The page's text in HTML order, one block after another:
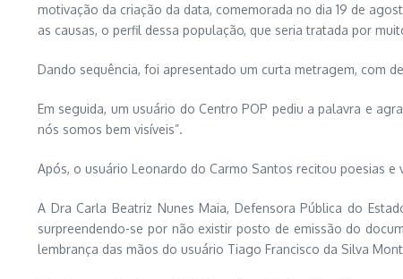
motivação da criação da data, comemorada no dia 19 de
as causas, o perfil dessa população, que seria tratada por
Dando sequência, foi apresentado um curta metragem, com
Em seguida, um usuário do Centro POP pediu a palavra e
nós somos bem visíveis”.
Após, o usuário Leonardo do Carmo Santos recitou poesias
A Dra Carla Beatriz Nunes Maia, Defensora Pública do
surpreendendo-se por não existir posto de emissão do
lembrança das mãos do usuário Tiago Francisco da Silva